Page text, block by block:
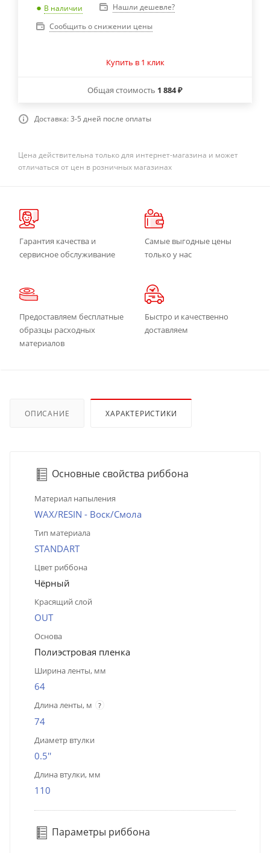
В наличии
Нашли дешевле?
Сообщить о снижении цены
Купить в 1 клик
Общая стоимость 1 884 ₽
Доставка: 3-5 дней после оплаты
Цена действительна только для интернет-магазина и может
отличаться от цен в розничных магазинах
Гарантия качества и
сервисное обслуживание
Самые выгодные цены
только у нас
Предоставляем бесплатные
образцы расходных
материалов
Быстро и качественно
доставляем
ОПИСАНИЕ ХАРАКТЕРИСТИКИ
Основные свойства риббона
Материал напыления
WAX/RESIN - Воск/Смола
Тип материала
STANDART
Цвет риббона
Чёрный
Красящий слой
OUT
Основа
Полиэстровая пленка
Ширина ленты, мм
64
Длина ленты, м ?
74
Диаметр втулки
0.5''
Длина втулки, мм
110
Параметры риббона